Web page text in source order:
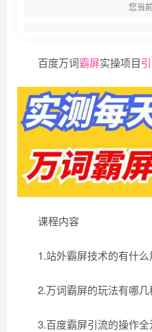
您当
百度万词霸屏实操项目
课程内容
1.站外霸屏技术的有什么
2.万词霸屏的玩法有哪几
3.百度霸屏引流的操作全